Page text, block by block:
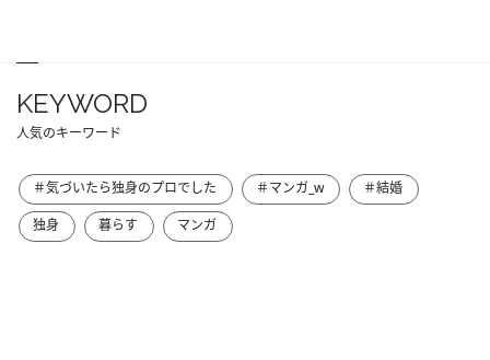
KEYWORD
人気のキーワード
＃気づいたら独身のプロでした ＃マンガ_w
＃結婚
独身
暮らす マンガ